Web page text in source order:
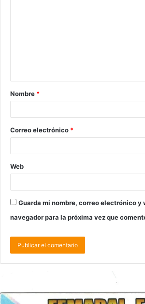
Nombre *
Correo electrónico *
Web
Guarda mi nombre, correo electrónico y
navegador para la próxima vez que